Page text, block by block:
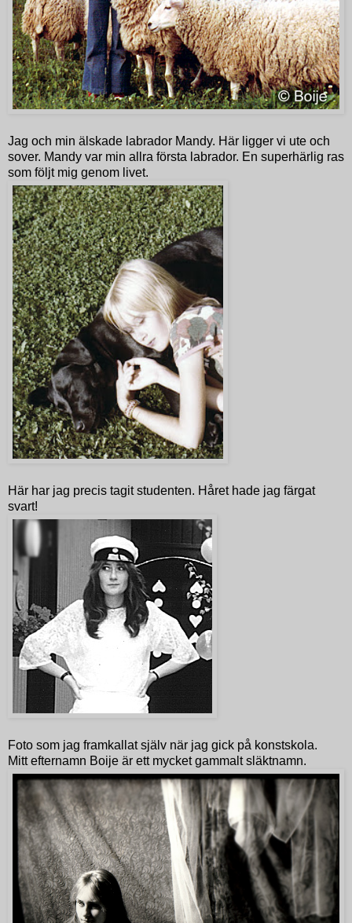
Jag och min älskade labrador Mandy. Här ligger vi ute och
sover. Mandy var min allra första labrador. En superhärlig ras
som följt mig genom livet.
Här har jag precis tagit studenten. Håret hade jag färgat
svart!
Foto som jag framkallat själv när jag gick på konstskola.
Mitt efternamn Boije är ett mycket gammalt släktnamn.